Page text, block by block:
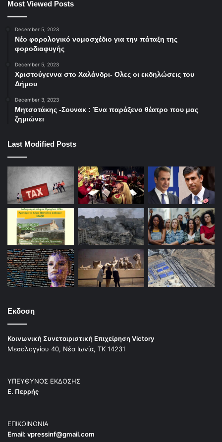
Most Viewed Posts
December 5, 2023
Νέο φορολογικό νομοσχέδιο για την πάταξη της
φοροδιαφυγής
December 5, 2023
Χριστούγεννα στο Χαλάνδρι- Ολες οι εκδηλώσεις του
Δήμου
December 3, 2023
Μητσοτάκης -Σουνακ : Ένα παράξενο θέατρο που μας
ζημιώνει
Last Modified Posts
Εκδοση
Κοινωνική Συνεταιριστική Επιχείρηση Victory
Μεσολογγίου 40, Νέα Ιωνία, ΤΚ 14231
ΥΠΕΥΘΥΝΟΣ ΕΚΔΟΣΗΣ
Ε. Περρής
ΕΠΙΚΟΙΝΩΝΙΑ
Email: vpressinf@gmail.com